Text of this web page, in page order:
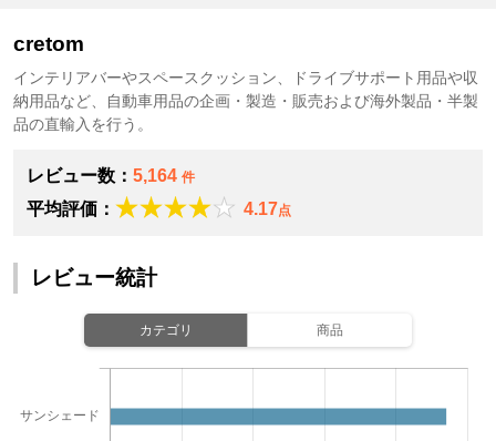
cretom
インテリアバーやスペースクッション、ドライブサポート用品や収
納用品など、自動車用品の企画・製造・販売および海外製品・半製
品の直輸入を行う。
レビュー数： 5,164 件
平均評価： 4.17点
レビュー統計
カテゴリ 商品